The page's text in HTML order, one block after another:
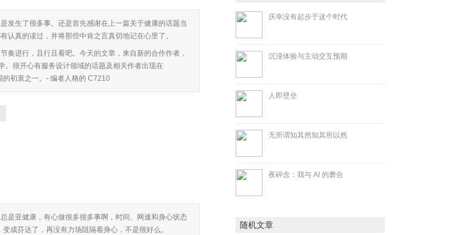
发生了很多事。还是首先感谢在上一篇关于健康的话题当
认真的读过，并将那些中肯之言真切地记在心里了。
奏进行，且行且看吧。今天的文章，来自新的合作作者，
。很开心有服务设计领域的话题及相关作者出现在
初衷之一。- 编者人格的 C7210
是亚健康，有心做很多很多事啊，时间、网速和身心状态
成芬达了，再没有力场阻隔着身心，不是很好么。
庆幸没有起步于这个时代
沉浸体验与主动交互预期
人即壁垒
无所谓知其然知其所以然
夜碎念：我与 AI 的磨合
随机文章